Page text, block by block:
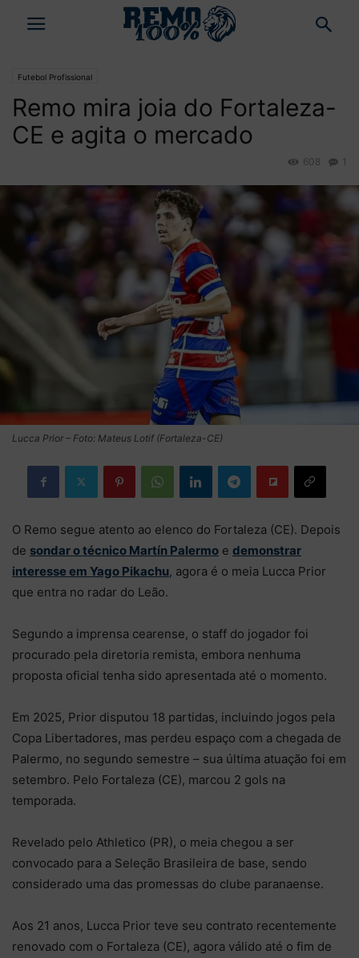
Futebol Profissional
Remo mira joia do Fortaleza-
CE e agita o mercado
1
608
Lucca Prior – Foto: Mateus Lotif (Fortaleza-CE)
O Remo segue atento ao elenco do Fortaleza (CE). Depois
de sondar o técnico Martín Palermo e demonstrar
interesse em Yago Pikachu, agora é o meia Lucca Prior
que entra no radar do Leão.
Segundo a imprensa cearense, o staff do jogador foi
procurado pela diretoria remista, embora nenhuma
proposta oficial tenha sido apresentada até o momento.
Em 2025, Prior disputou 18 partidas, incluindo jogos pela
Copa Libertadores, mas perdeu espaço com a chegada de
Palermo, no segundo semestre – sua última atuação foi em
setembro. Pelo Fortaleza (CE), marcou 2 gols na
temporada.
Revelado pelo Athletico (PR), o meia chegou a ser
convocado para a Seleção Brasileira de base, sendo
considerado uma das promessas do clube paranaense.
Aos 21 anos, Lucca Prior teve seu contrato recentemente
renovado com o Fortaleza (CE), agora válido até o fim de